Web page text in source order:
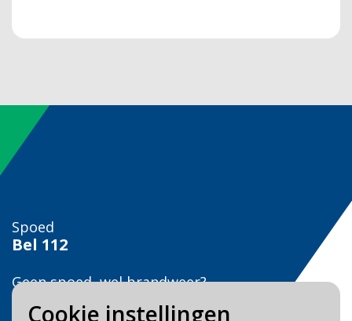
Cookie instellingen
Spoed
Bel 112
Geen spoed, wel brandweer?
Bel